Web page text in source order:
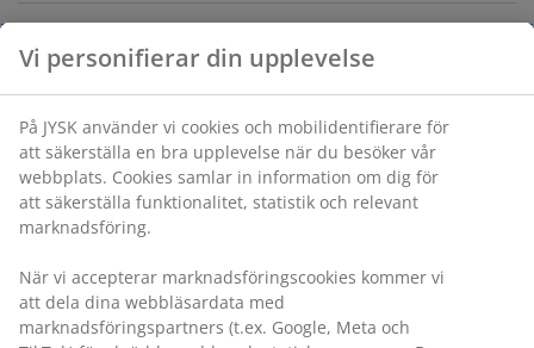
Varunummer: 5703400
Specifikationer
Betyg
8)
Vi personifierar din upplevelse
På JYSK använder vi cookies och mobilidentifierare för
att säkerställa en bra upplevelse när du besöker vår
webbplats. Cookies samlar in information om dig för
att säkerställa funktionalitet, statistik och relevant
marknadsföring.
När vi accepterar marknadsföringscookies kommer vi
att dela dina webbläsardata med
marknadsföringspartners (t.ex. Google, Meta och